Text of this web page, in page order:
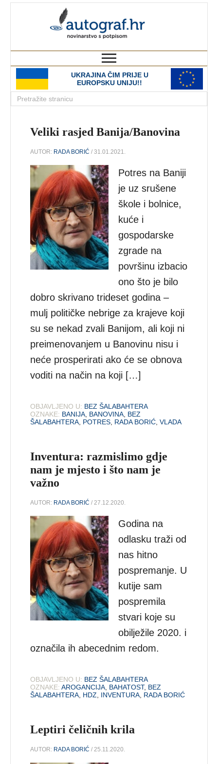
UKRAJINA ČIM PRIJE U
EUROPSKU UNIJU!!
Veliki rasjed Banija/Banovina
AUTOR: RADA BORIĆ / 31.01.2021.
Potres na Baniji
je uz srušene
škole i bolnice,
kuće i
gospodarske
zgrade na
površinu izbacio
ono što je bilo
dobro skrivano trideset godina –
mulj političke nebrige za krajeve koji
su se nekad zvali Banijom, ali koji ni
preimenovanjem u Banovinu nisu i
neće prosperirati ako će se obnova
voditi na način na koji […]
OBJAVLJENO U: BEZ ŠALABAHTERA
OZNAKE: BANIJA BANOVINA BEZ
ŠALABAHTERA POTRES RADA BORIĆ ,VLADA
Inventura: razmislimo gdje
nam je mjesto i što nam je
važno
AUTOR: RADA BORIĆ / 27.12.2020.
Godina na
odlasku traži od
nas hitno
pospremanje. U
kutije sam
pospremila
stvari koje su
obilježile 2020. i
označila ih abecednim redom.
OBJAVLJENO U: BEZ ŠALABAHTERA
OZNAKE: AROGANCIJA BAHATOST, BEZ
ŠALABAHTERA HDZ INVENTURA RADA BORIĆ
Leptiri čeličnih krila
AUTOR: RADA BORIĆ / 25.11.2020.